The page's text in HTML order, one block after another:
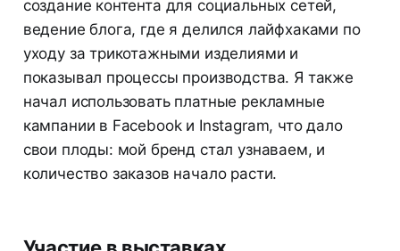
создание контента для социальных сетей,
ведение блога, где я делился лайфхаками по
уходу за трикотажными изделиями и
показывал процессы производства. Я также
начал использовать платные рекламные
кампании в Facebook и Instagram, что дало
свои плоды: мой бренд стал узнаваем, и
количество заказов начало расти.